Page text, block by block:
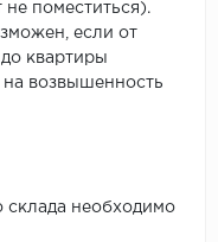
поместиться).
если от
квартиры
возвышенность
склада необходимо